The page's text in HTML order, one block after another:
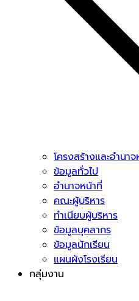
โครงสร้างและอำนา
ข้อมูลทั่วไป
อำนาจหน้าที่
คณะผู้บริหาร
ทำเนียบผู้บริหาร
ข้อมูลบุคลากร
ข้อมูลนักเรียน
แผนผังโรงเรียน
กลุ่มงาน